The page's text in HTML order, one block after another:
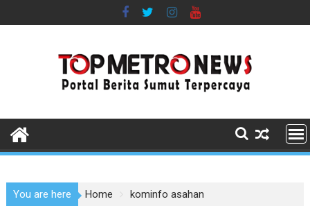
to
You are here Home kominfo asahan